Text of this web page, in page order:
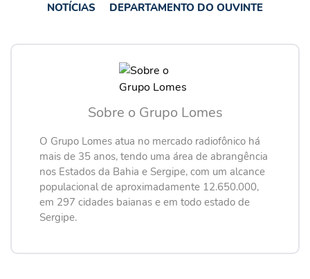
NOTÍCIAS DEPARTAMENTO DO OUVINTE
Sobre o Grupo Lomes
O Grupo Lomes atua no mercado radiofônico há
mais de 35 anos, tendo uma área de abrangência
nos Estados da Bahia e Sergipe, com um alcance
populacional de aproximadamente 12.650.000,
em 297 cidades baianas e em todo estado de
Sergipe.